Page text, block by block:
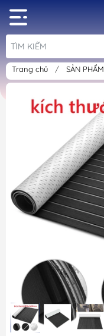
Trang chủ / SẢN PHẨM